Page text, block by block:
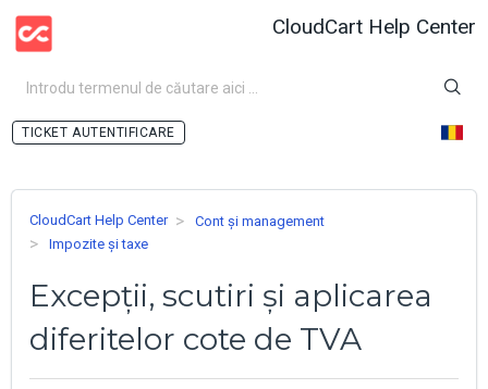
CloudCart Help Center
AUTENTIFICARE
CloudCart Help Center
Cont și management
Impozite și taxe
Excepții, scutiri și aplicarea
diferitelor cote de TVA